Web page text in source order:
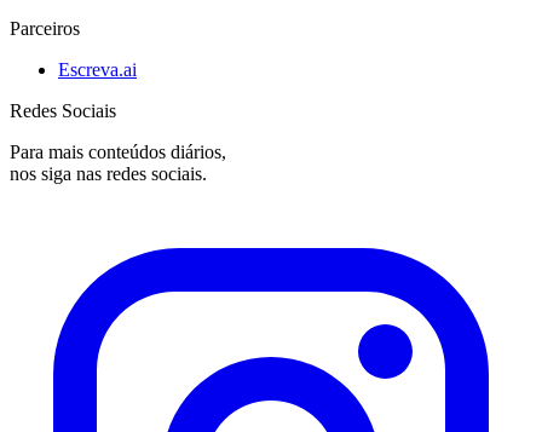
Parceiros
Escreva.ai
Redes Sociais
Para mais conteúdos diários,
nos siga nas redes sociais.